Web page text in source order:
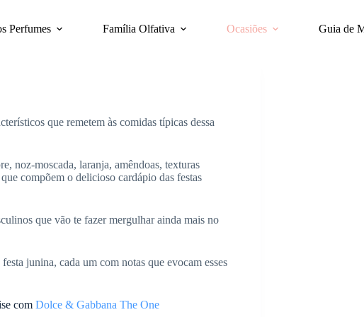
Perfumes Família Olfativa Ocasiões Guia de
que remetem às comidas típicas dessa
noz-moscada, laranja, amêndoas, texturas
compõem o delicioso cardápio das festas
que vão te fazer mergulhar ainda mais no
junina, cada um com notas que evocam esses
com Dolce & Gabbana The One